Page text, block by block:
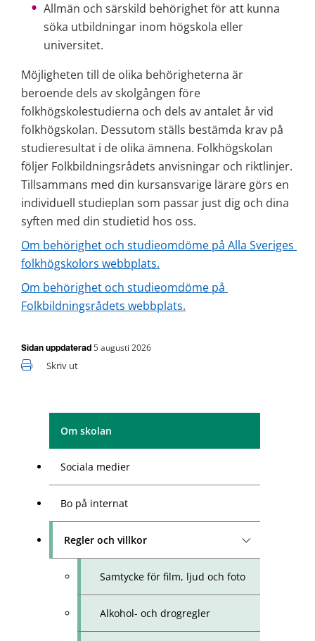
Om skolan
Sociala medier
Bo på internat
Regler och villkor
Samtycke för film, ljud och foto
Alkohol- och drogregler
Allmän och särskild behörighet för att kunna
söka utbildningar inom högskola eller
universitet.
Möjligheten till de olika behörigheterna är
beroende dels av skolgången före
folkhögskolestudierna och dels av antalet år vid
folkhögskolan. Dessutom ställs bestämda krav på
studieresultat i de olika ämnena. Folkhögskolan
följer Folkbildningsrådets anvisningar och riktlinjer.
Tillsammans med din kursansvarige lärare görs en
individuell studieplan som passar just dig och dina
syften med din studietid hos oss.
Om behörighet och studieomdöme på Alla Sveriges
folkhögskolors webbplats.
Om behörighet och studieomdöme på
Folkbildningsrådets webbplats.
Sidan uppdaterad 5 augusti 2026
Skriv ut